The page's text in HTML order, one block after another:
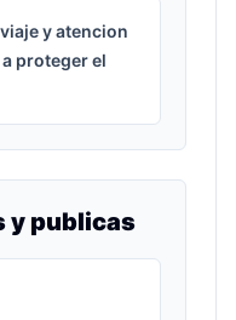
y atencion
proteger el
y publicas